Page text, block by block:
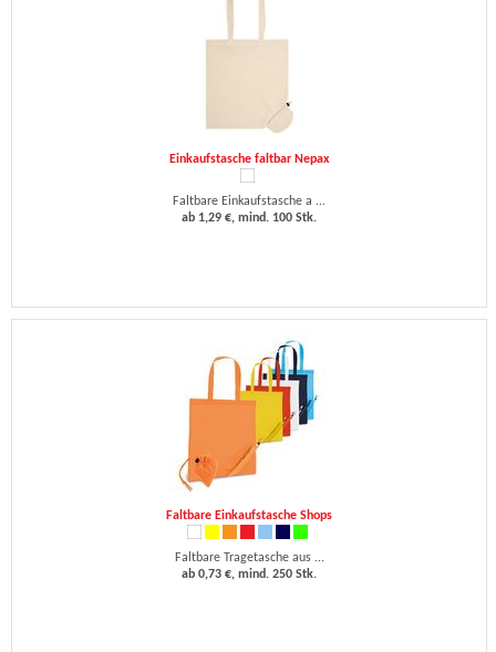
Einkaufstasche faltbar Nepax
Faltbare Einkaufstasche a ...
ab 1,29 €, mind. 100 Stk.
Faltbare Einkaufstasche Shops
Faltbare Tragetasche aus ...
ab 0,73 €, mind. 250 Stk.